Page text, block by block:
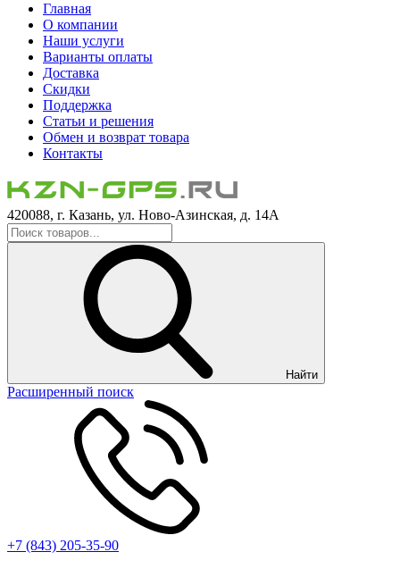
Главная
О компании
Наши услуги
Варианты оплаты
Доставка
Скидки
Поддержка
Статьи и решения
Обмен и возврат товара
Контакты
420088, г. Казань, ул. Ново-Азинская, д. 14А
Найти
Расширенный поиск
+7 (843) 205-35-90